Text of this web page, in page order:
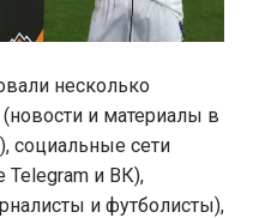
несколько
и материалы в
социальные сети
Telegram и ВК),
и футболисты),